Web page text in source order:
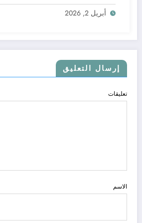
أبريل 2, 2026
إرسال التعليق
تعليقات
الاسم